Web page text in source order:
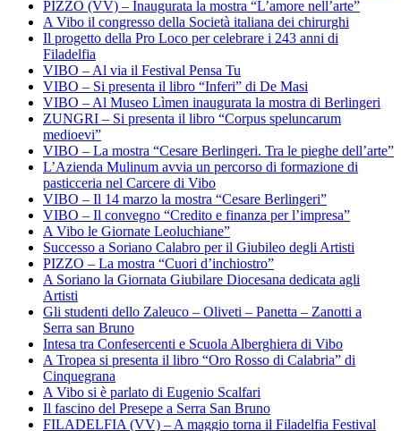
PIZZO (VV) – Inaugurata la mostra “L’amore nell’arte”
A Vibo il congresso della Società italiana dei chirurghi
Il progetto della Pro Loco per celebrare i 243 anni di
Filadelfia
VIBO – Al via il Festival Pensa Tu
VIBO – Si presenta il libro “Inferi” di De Masi
VIBO – Al Museo Lìmen inaugurata la mostra di Berlingeri
ZUNGRI – Si presenta il libro “Corpus speluncarum
medioevi”
VIBO – La mostra “Cesare Berlingeri. Tra le pieghe dell’arte”
L’Azienda Mulinum avvia un percorso di formazione di
pasticceria nel Carcere di Vibo
VIBO – Il 14 marzo la mostra “Cesare Berlingeri”
VIBO – Il convegno “Credito e finanza per l’impresa”
A Vibo le Giornate Leoluchiane”
Successo a Soriano Calabro per il Giubileo degli Artisti
PIZZO – La mostra “Cuori d’inchiostro”
A Soriano la Giornata Giubilare Diocesana dedicata agli
Artisti
Gli studenti dello Zaleuco – Oliveti – Panetta – Zanotti a
Serra san Bruno
Intesa tra Confesercenti e Scuola Alberghiera di Vibo
A Tropea si presenta il libro “Oro Rosso di Calabria” di
Cinquegrana
A Vibo si è parlato di Eugenio Scalfari
Il fascino del Presepe a Serra San Bruno
FILADELFIA (VV) – A maggio torna il Filadelfia Festival